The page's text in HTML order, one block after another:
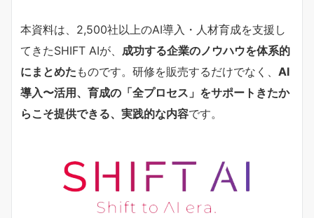
本資料は、2,500社以上のAI導入・人材育成を支援し
てきたSHIFT AIが、 成功する企業のノウハウを体系的
にまとめた ものです。研修を販売するだけでなく、 AI
導入〜活用、育成の「全プロセス」をサポートきたか
らこそ提供できる、実践的な内容です。